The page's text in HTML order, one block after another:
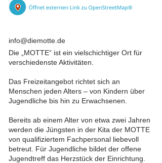
info@diemotte.de
Die „MOTTE“ ist ein vielschichtiger Ort für
verschiedenste Aktivitäten.
Das Freizeitangebot richtet sich an
Menschen jeden Alters – von Kindern über
Jugendliche bis hin zu Erwachsenen.
Bereits ab einem Alter von etwa zwei Jahren
werden die Jüngsten in der Kita der MOTTE
von qualifiziertem Fachpersonal liebevoll
betreut. Für Jugendliche bildet der offene
Jugendtreff das Herzstück der Einrichtung.